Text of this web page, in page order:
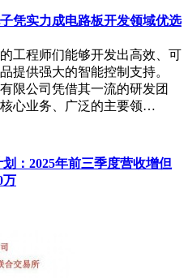
凭实力成电路板开发领域优选
工程师们能够开发出高效、可
提供强大的智能控制支持。
限公司凭借其一流的研发团
心业务、广泛的主要领…
：2025年前三季度营收增但
万